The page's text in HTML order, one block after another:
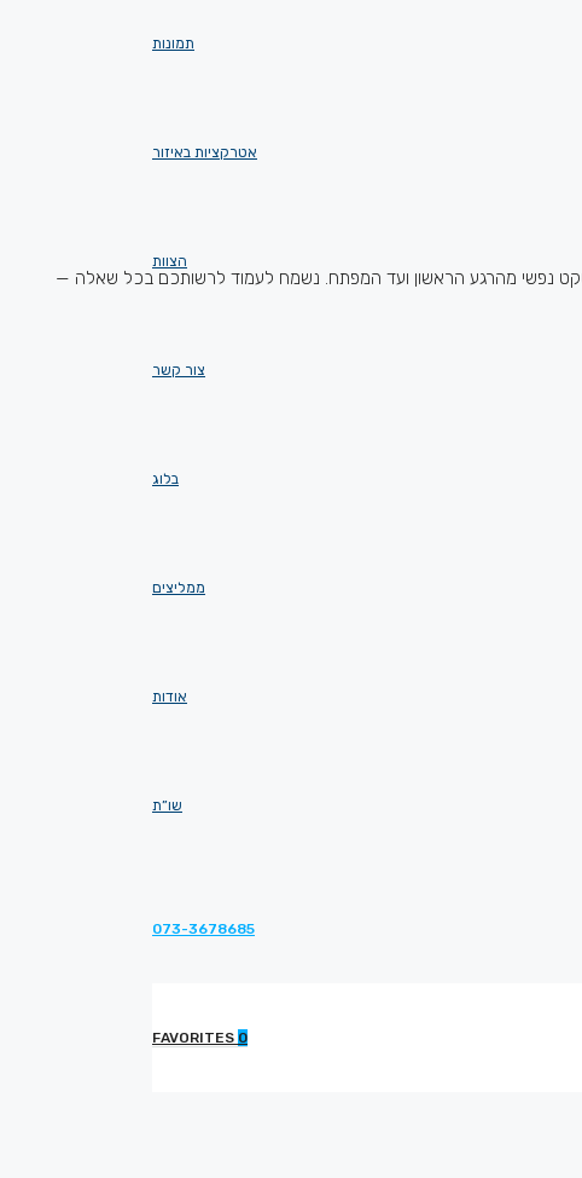
תמונות
אטרקציות באיזור
הצוות
צור קשר
בלוג
ממליצים
אודות
שו”ת
073-3678685
FAVORITES 0
נפשי מהרגע הראשון ועד המפתח. נשמח לעמוד לרשותכם בכל שאלה —